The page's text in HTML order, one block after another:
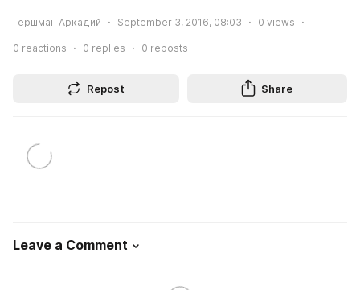
Гершман Аркадий September 3, 2016, 08:03 0 views
0 reactions 0 replies 0 reposts
Repost Share
Leave a Comment